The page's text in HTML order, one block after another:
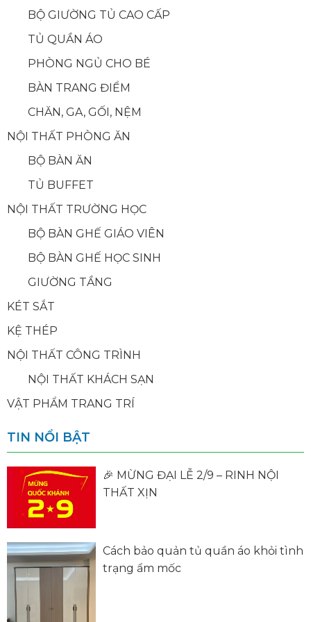
BỘ GIƯỜNG TỦ CAO CẤP
TỦ QUẦN ÁO
PHÒNG NGỦ CHO BÉ
BÀN TRANG ĐIỂM
CHĂN, GA, GỐI, NỆM
NỘI THẤT PHÒNG ĂN
BỘ BÀN ĂN
TỦ BUFFET
NỘI THẤT TRƯỜNG HỌC
BỘ BÀN GHẾ GIÁO VIÊN
BỘ BÀN GHẾ HỌC SINH
GIƯỜNG TẦNG
KÉT SẮT
KỆ THÉP
NỘI THẤT CÔNG TRÌNH
NỘI THẤT KHÁCH SẠN
VẬT PHẨM TRANG TRÍ
TIN NỔI BẬT
🎉 MỪNG ĐẠI LỄ 2/9 – RINH NỘI
THẤT XỊN
Cách bảo quản tủ quần áo khỏi tình
trạng ẩm mốc